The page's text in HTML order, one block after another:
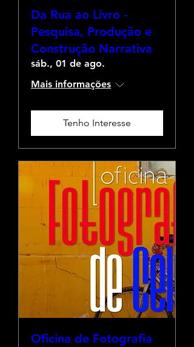
Da Rua ao Livro -
Pesquisa, Produção e
Construção Narrativa
sáb., 01 de ago.
Mais informações
Tenho Interesse
Oficina de Fotografia